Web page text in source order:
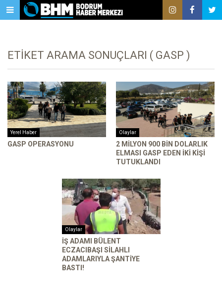
ETIKET ARAMA SONUÇLARI ( GASP )
Yerel Haber
GASP OPERASYONU
Olaylar
2 MILYON 900 BIN DOLARLIK
ELMASI GASP EDEN IKI KIŞI
TUTUKLANDI
Olaylar
İŞ ADAMI BÜLENT
ECZACIBAŞI SİLAHLI
ADAMLARIYLA ŞANTİYE
BASTI!